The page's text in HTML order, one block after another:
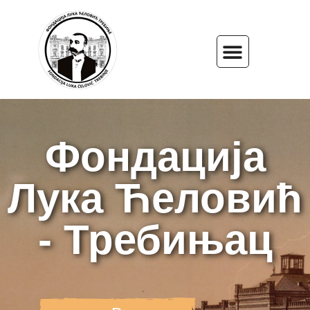
Фондација
Лука Ћеловић
- Требињац